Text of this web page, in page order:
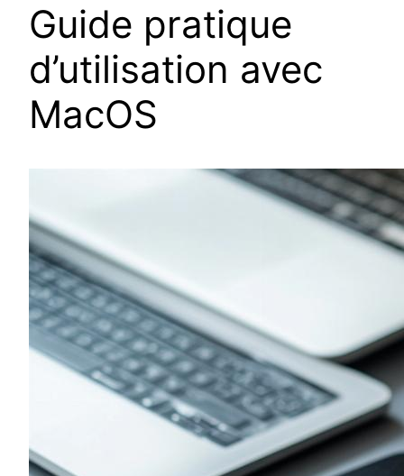
Guide pratique
d’utilisation avec
MacOS